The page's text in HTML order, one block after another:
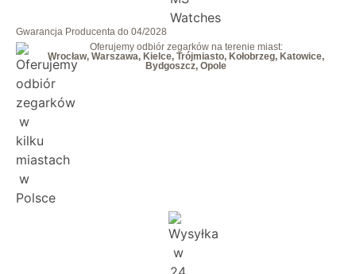
Gwarancja Producenta do 04/2028
Oferujemy odbiór zegarków na terenie miast:
Wrocław, Warszawa, Kielce, Trójmiasto, Kołobrzeg, Katowice,
Bydgoszcz, Opole